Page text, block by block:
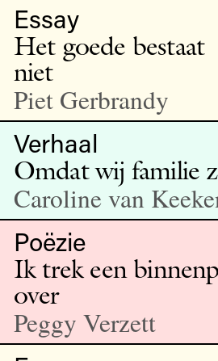
Essay
Het goede bestaat
niet
Piet Gerbrandy
Verhaal
Omdat wij familie
Caroline van
Poëzie
Ik trek een
over
Peggy Verzett